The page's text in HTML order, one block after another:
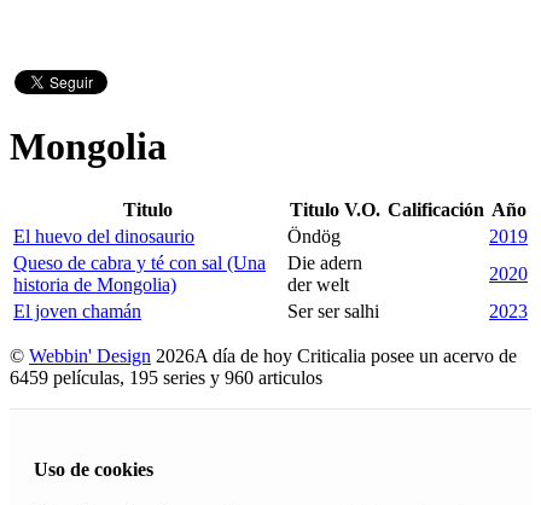
Mongolia
Titulo Titulo V.O. Calificación Año
El huevo del dinosaurio
Öndög
2019
Queso de cabra y té con sal (Una
historia de Mongolia)
Die adern
der welt
2020
El joven chamán
Ser ser salhi 2023
© Webbin' Design 2026A día de hoy Criticalia posee un acervo de
6459 películas, 195 series y 960 articulos
Uso de cookies